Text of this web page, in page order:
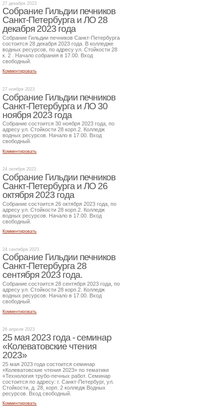
27 декабря 2023
Собрание Гильдии печников
Санкт-Петербурга и ЛО 28
декабря 2023 года
Собрание Гильдии печников Санкт-Петербурга
состоится 28 декабря 2023 года. В колледже
водных ресурсов, по адресу ул. Стойкости 28
к. 2 . Начало собрания в 17.00. Вход
свободный.
Комментировать
27 ноября 2023
Собрание Гильдии печников
Санкт-Петербурга и ЛО 30
ноября 2023 года
Собрание состоится 30 ноября 2023 года, по
адресу ул. Стойкости 28 корп.2. Колледж
водных ресурсов. Начало в 17.00. Вход
свободный.
Комментировать
24 октября 2023
Собрание Гильдии печников
Санкт-Петербурга и ЛО 26
октября 2023 года
Собрание состоится 26 октября 2023 года, по
адресу ул. Стойкости 28 корп.2. Колледж
водных ресурсов. Начало в 17.00. Вход
свободный.
Комментировать
24 сентября 2023
Собрание Гильдии печников
Санкт-Петербурга 28
сентября 2023 года.
Собрание состоится 28 сентября 2023 года, по
адресу ул. Стойкости 28 корп.2. Колледж
водных ресурсов. Начало в 17.00. Вход
свободный.
Комментировать
26 апреля 2023
25 мая 2023 года - семинар
«Колеватовские чтения
2023»
25 мая 2023 года состоится семинар
«Колеватовские чтения 2023» по тематике
«Технология трубо-печных работ. Семинар
состоится по адресу: г. Санкт-Петербург, ул.
Стойкости, д. 28, корп. 2 колледж Водных
ресурсов. Вход свободный.
Комментировать